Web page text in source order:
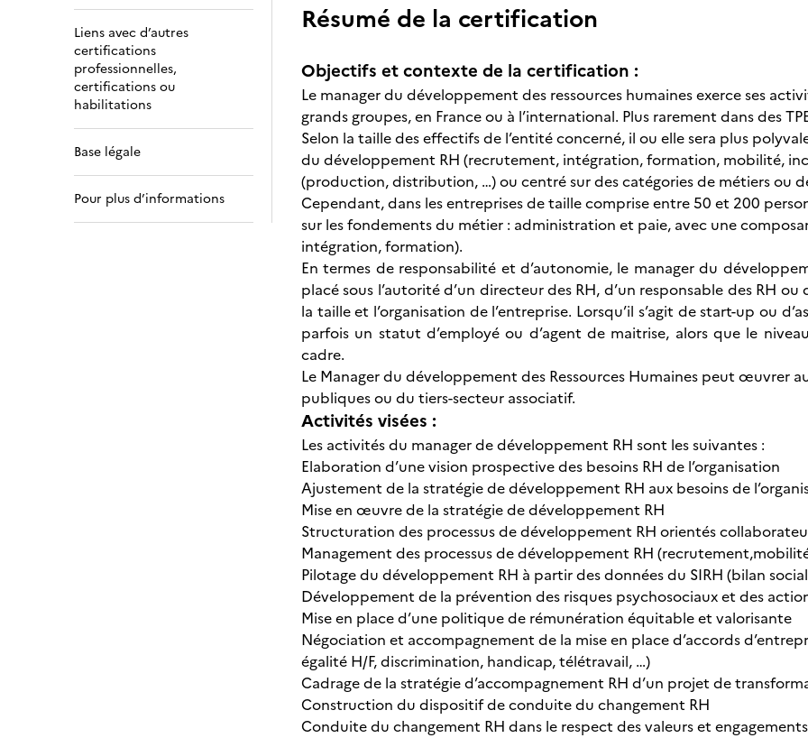
Liens avec d’autres
certifications
professionnelles,
certifications ou
habilitations
Base légale
Pour plus d’informations
Résumé de la certification
Objectifs et contexte de la certification :
Le manager du développement des ressources humaines exerce ses
grands groupes, en France ou à l’international. Plus rarement dans des
Selon la taille des effectifs de l’entité concerné, il ou elle sera plus
du développement RH (recrutement, intégration, formation, mobilité,
(production, distribution, …) ou centré sur des catégories de métiers ou
Cependant, dans les entreprises de taille comprise entre 50 et 200
sur les fondements du métier : administration et paie, avec une
intégration, formation).
En termes de responsabilité et d’autonomie, le manager du
placé sous l’autorité d’un directeur des RH, d’un responsable des RH
la taille et l’organisation de l’entreprise. Lorsqu’il s’agit de start-up ou
parfois un statut d’employé ou d’agent de maitrise, alors que le
cadre.
Le Manager du développement des Ressources Humaines peut œuvrer
publiques ou du tiers-secteur associatif.
Activités visées :
Les activités du manager de développement RH sont les suivantes :
Elaboration d’une vision prospective des besoins RH de l’organisation
Ajustement de la stratégie de développement RH aux besoins de
Mise en œuvre de la stratégie de développement RH
Structuration des processus de développement RH orientés
Management des processus de développement RH
Pilotage du développement RH à partir des données du SIRH (bilan
Développement de la prévention des risques psychosociaux et des
Mise en place d’une politique de rémunération équitable et valorisante
Négociation et accompagnement de la mise en place d’accords
égalité H/F, discrimination, handicap, télétravail, …)
Cadrage de la stratégie d’accompagnement RH d’un projet de
Construction du dispositif de conduite du changement RH
Conduite du changement RH dans le respect des valeurs et engagements